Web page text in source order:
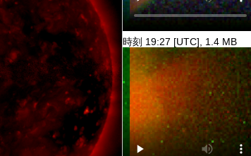
時刻 19:27 [UTC], 1.4 MB